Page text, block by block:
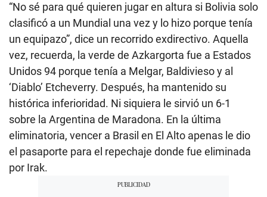
“No sé para qué quieren jugar en altura si Bolivia solo
clasificó a un Mundial una vez y lo hizo porque tenía
un equipazo”, dice un recorrido exdirectivo. Aquella
vez, recuerda, la verde de Azkargorta fue a Estados
Unidos 94 porque tenía a Melgar, Baldivieso y al
‘Diablo’ Etcheverry. Después, ha mantenido su
histórica inferioridad. Ni siquiera le sirvió un 6-1
sobre la Argentina de Maradona. En la última
eliminatoria, vencer a Brasil en El Alto apenas le dio
el pasaporte para el repechaje donde fue eliminada
por Irak.